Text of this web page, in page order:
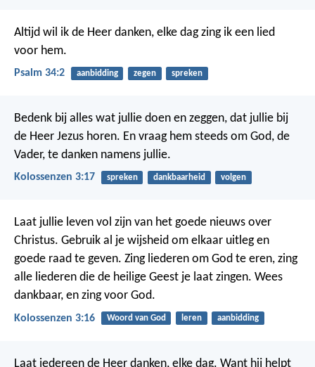
Altijd wil ik de Heer danken, elke dag zing ik een lied
voor hem.
Psalm 34:2 aanbidding zegen spreken
Bedenk bij alles wat jullie doen en zeggen, dat jullie bij
de Heer Jezus horen. En vraag hem steeds om God, de
Vader, te danken namens jullie.
Kolossenzen 3:17 spreken dankbaarheid volgen
Laat jullie leven vol zijn van het goede nieuws over
Christus. Gebruik al je wijsheid om elkaar uitleg en
goede raad te geven. Zing liederen om God te eren, zing
alle liederen die de heilige Geest je laat zingen. Wees
dankbaar, en zing voor God.
Kolossenzen 3:16 Woord van God leren aanbidding
Laat iedereen de Heer danken, elke dag. Want hij helpt